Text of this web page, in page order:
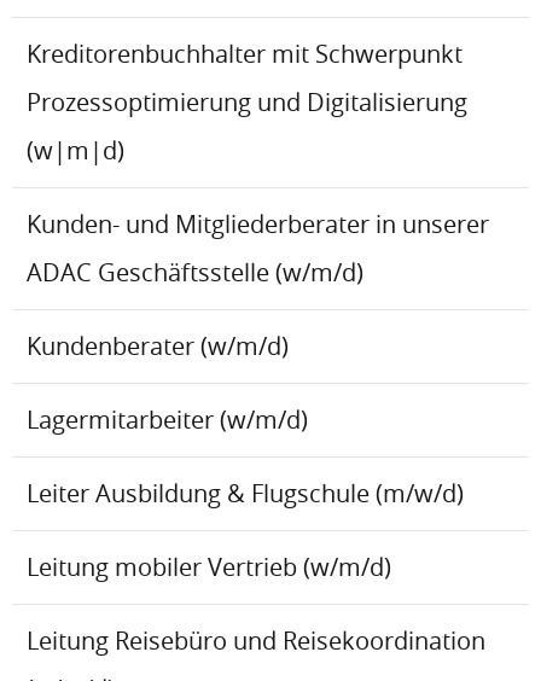
Kreditorenbuchhalter mit Schwerpunkt
Prozessoptimierung und Digitalisierung
(w|m|d)
Kunden- und Mitgliederberater in unserer
ADAC Geschäftsstelle (w/m/d)
Kundenberater (w/m/d)
Lagermitarbeiter (w/m/d)
Leiter Ausbildung & Flugschule (m/w/d)
Leitung mobiler Vertrieb (w/m/d)
Leitung Reisebüro und Reisekoordination